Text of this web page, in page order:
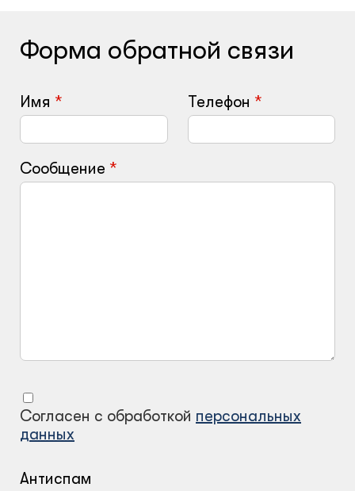
Форма обратной связи
Имя Телефон
Сообщение
Согласен с обработкой персональных
данных
Антиспам